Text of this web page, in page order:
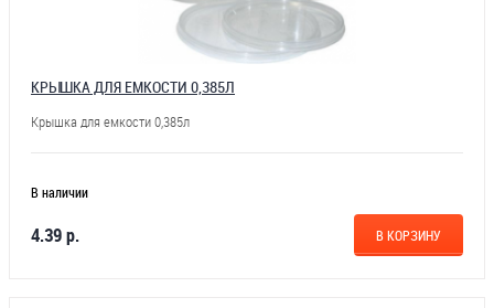
КРЫШКА ДЛЯ ЕМКОСТИ 0,385Л
Крышка для емкости 0,385л
В наличии
4.39 р. В КОРЗИНУ